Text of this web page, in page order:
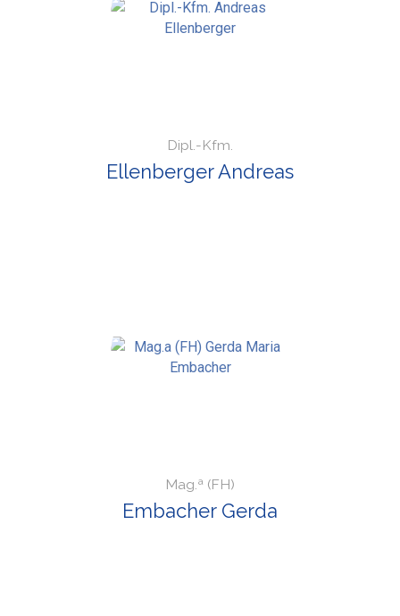
Dipl.-Kfm.
Ellenberger Andreas
Mag.ª (FH)
Embacher Gerda